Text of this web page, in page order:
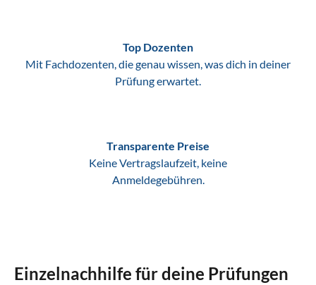
Top Dozenten
Mit Fachdozenten, die genau wissen, was dich in deiner
Prüfung erwartet.
Transparente Preise
Keine Vertragslaufzeit, keine
Anmeldegebühren.
Einzelnachhilfe für deine Prüfungen